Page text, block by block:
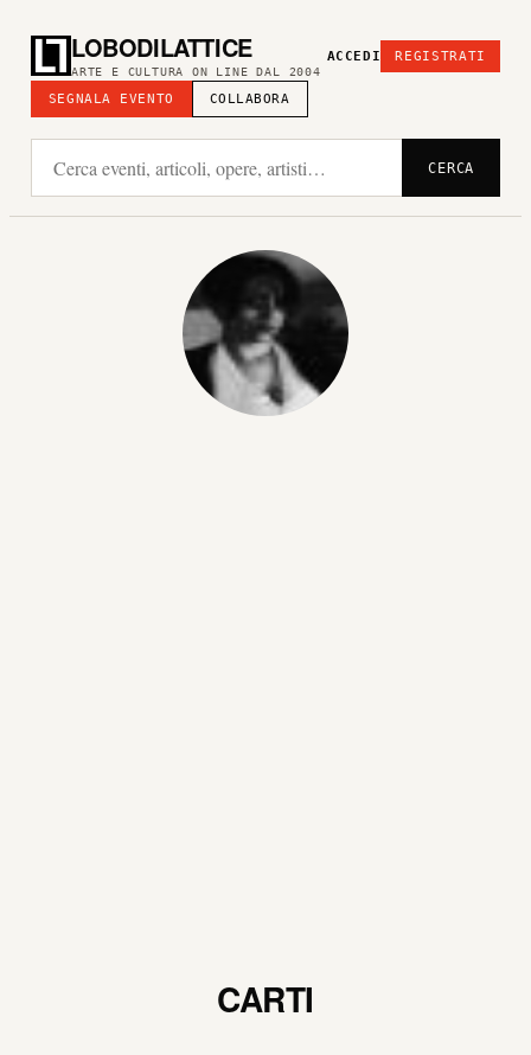
LOBODILATTICE
ARTE E CULTURA ON LINE DAL 2004
SEGNALA EVENTO COLLABORA
ACCEDI REGISTRATI
CERCA
CARTI